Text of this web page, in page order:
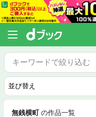
無銭横町 の作品一覧